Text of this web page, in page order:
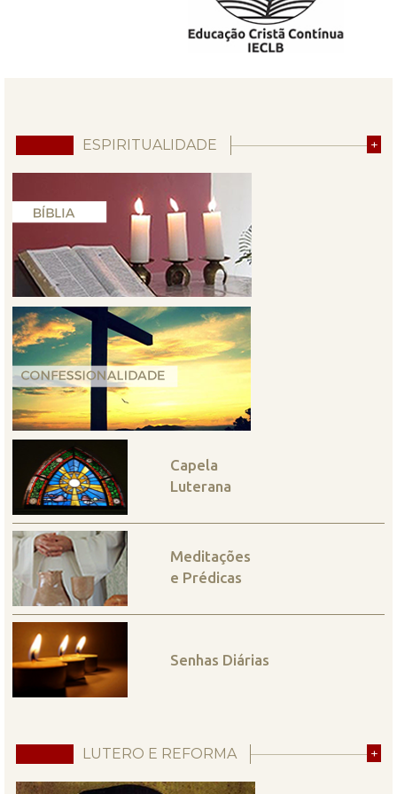
ESPIRITUALIDADE +
Capela
Luterana
Meditações
e Prédicas
Senhas Diárias
LUTERO E REFORMA +